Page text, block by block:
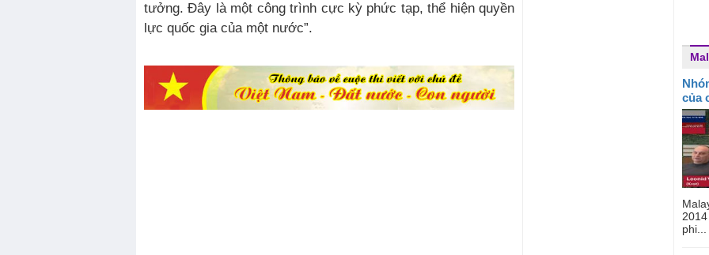
tưởng. Đây là một công trình cực kỳ phức tạp, thể hiện quyền
lực quốc gia của một nước”.
của
phi...